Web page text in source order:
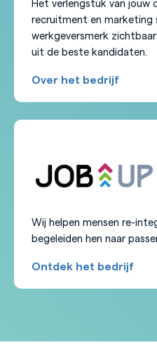
recruitment en marketing
werkgeversmerk
uit de beste kandidaten.
Over het bedrijf
Wij helpen mensen re-
begeleiden hen naar
Ontdek het bedrijf